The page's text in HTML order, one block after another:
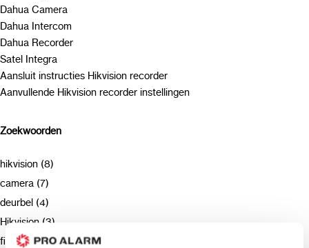
Dahua Camera
Dahua Intercom
Dahua Recorder
Satel Integra
Aansluit instructies Hikvision recorder
Aanvullende Hikvision recorder instellingen
Zoekwoorden
hikvision (8)
camera (7)
deurbel (4)
Hikvision (3)
firmware (3)